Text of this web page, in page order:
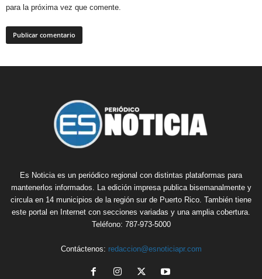
para la próxima vez que comente.
Es Noticia es un periódico regional con distintas plataformas para
mantenerlos informados. La edición impresa publica bisemanalmente y
circula en 14 municipios de la región sur de Puerto Rico. También tiene
este portal en Internet con secciones variadas y una amplia cobertura.
Teléfono: 787-973-5000
Contáctenos: redaccion@esnoticiapr.com